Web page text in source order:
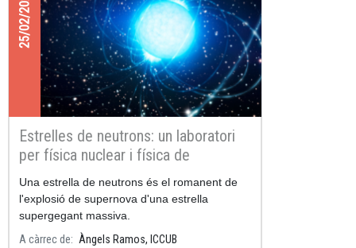
25/02/2026
Estrelles de neutrons: un laboratori
per física nuclear i física de
partícules
Una estrella de neutrons és el romanent de
l'explosió de supernova d'una estrella
supergegant massiva.
A càrrec de
Àngels Ramos, ICCUB